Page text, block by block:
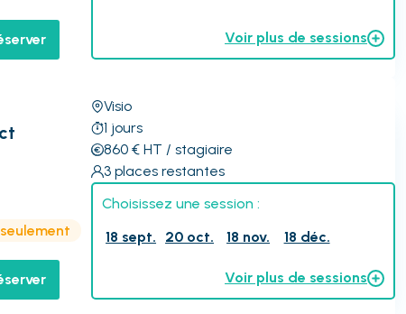
Voir plus de sessions
Visio
1 jours
860€ HT / stagiaire
3 places restantes
Choisissez une session :
18 sept.
20 oct. 18 nov. 18 déc.
Voir plus de sessions